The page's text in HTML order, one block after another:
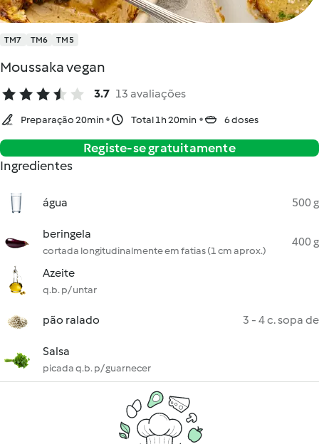
TM7 TM6 TM5
Moussaka vegan
3.7 13 avaliações
Preparação 20min Total 1h 20min 6 doses
Registe-se gratuitamente
Ingredientes
água 500 g
beringela
cortada longitudinalmente em fatias (1 cm aprox.)
400 g
Azeite
q.b. p/ untar
pão ralado 3 - 4 c. sopa de
Salsa
picada q.b. p/ guarnecer